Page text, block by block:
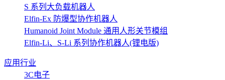
S 系列大负载机器人
Elfin-Ex 防爆型协作机器人
Humanoid Joint Module 通用人形关节模组
Elfin-Li、S-Li 系列协作机器人(锂电版)
应用行业
3C电子